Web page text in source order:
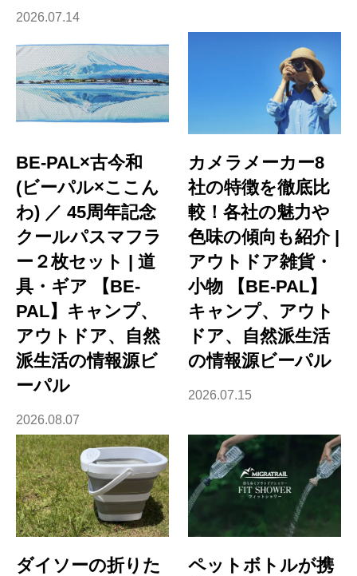
2026.07.14
BE-PAL×古今和
(ビーパル×ここん
わ) ／ 45周年記念
クールパスマフラ
ー２枚セット | 道
具・ギア 【BE-
PAL】キャンプ、
アウトドア、自然
派生活の情報源ビ
ーパル
2026.08.07
カメラメーカー8
社の特徴を徹底比
較！各社の魅力や
色味の傾向も紹介 |
アウトドア雑貨・
小物 【BE-PAL】
キャンプ、アウト
ドア、自然派生活
の情報源ビーパル
2026.07.15
ダイソーの折りた
ペットボトルが携